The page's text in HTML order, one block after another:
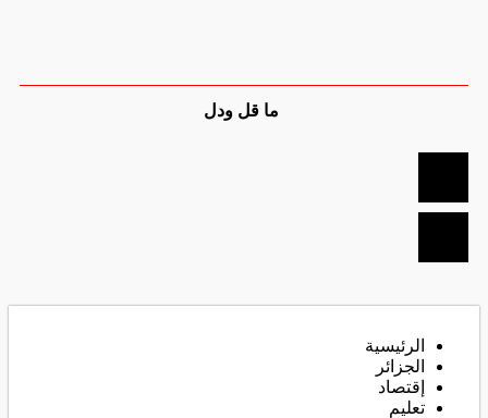
ما قل ودل
الرئيسية
الجزائر
إقتصاد
تعليم